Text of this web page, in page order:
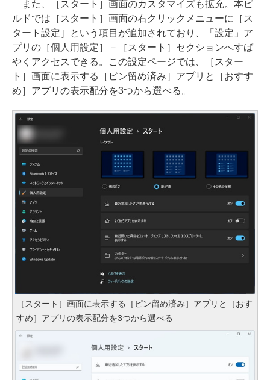
また、［スタート］画面のカスタマイズも拡充。本ビ
ルドでは［スタート］画面の右クリックメニューに［ス
タート設定］という項目が追加されており、「設定」ア
プリの［個人用設定］－［スタート］セクションへすば
やくアクセスできる。この設定ページでは、［スター
ト］画面に表示する［ピン留め済み］アプリと［おすす
め］アプリの表示配分を3つから選べる。
［スタート］画面に表示する［ピン留め済み］アプリと［おす
すめ］アプリの表示配分を3つから選べる